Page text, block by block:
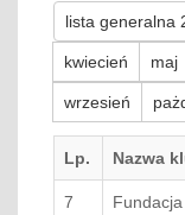
lista generalna
kwiecień maj
wrzesień
Lp. Nazwa
7